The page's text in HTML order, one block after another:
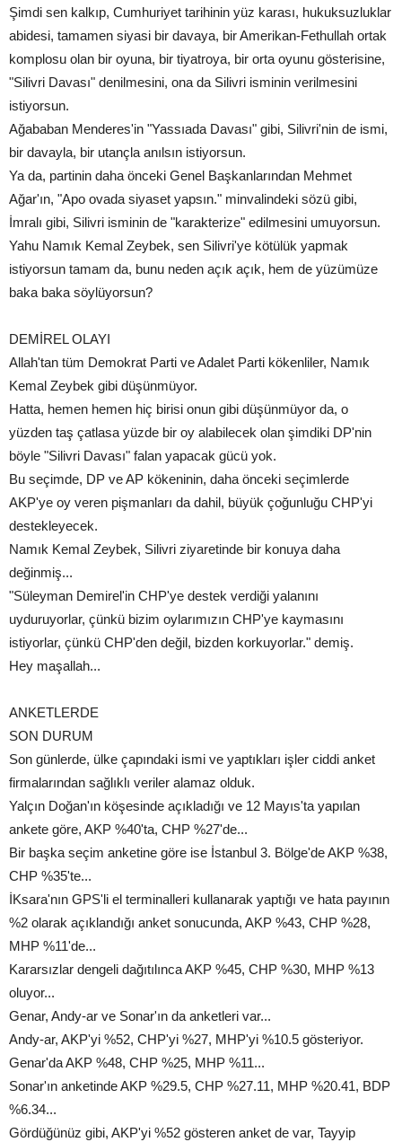
Şimdi sen kalkıp, Cumhuriyet tarihinin yüz karası, hukuksuzluklar
abidesi, tamamen siyasi bir davaya, bir Amerikan-Fethullah ortak
komplosu olan bir oyuna, bir tiyatroya, bir orta oyunu gösterisine,
"Silivri Davası" denilmesini, ona da Silivri isminin verilmesini
istiyorsun.
Ağababan Menderes'in "Yassıada Davası" gibi, Silivri'nin de ismi,
bir davayla, bir utançla anılsın istiyorsun.
Ya da, partinin daha önceki Genel Başkanlarından Mehmet
Ağar'ın, "Apo ovada siyaset yapsın." minvalindeki sözü gibi,
İmralı gibi, Silivri isminin de "karakterize" edilmesini umuyorsun.
Yahu Namık Kemal Zeybek, sen Silivri'ye kötülük yapmak
istiyorsun tamam da, bunu neden açık açık, hem de yüzümüze
baka baka söylüyorsun?
DEMİREL OLAYI
Allah'tan tüm Demokrat Parti ve Adalet Parti kökenliler, Namık
Kemal Zeybek gibi düşünmüyor.
Hatta, hemen hemen hiç birisi onun gibi düşünmüyor da, o
yüzden taş çatlasa yüzde bir oy alabilecek olan şimdiki DP'nin
böyle "Silivri Davası" falan yapacak gücü yok.
Bu seçimde, DP ve AP kökeninin, daha önceki seçimlerde
AKP'ye oy veren pişmanları da dahil, büyük çoğunluğu CHP'yi
destekleyecek.
Namık Kemal Zeybek, Silivri ziyaretinde bir konuya daha
değinmiş...
"Süleyman Demirel'in CHP'ye destek verdiği yalanını
uyduruyorlar, çünkü bizim oylarımızın CHP'ye kaymasını
istiyorlar, çünkü CHP'den değil, bizden korkuyorlar." demiş.
Hey maşallah...
ANKETLERDE
SON DURUM
Son günlerde, ülke çapındaki ismi ve yaptıkları işler ciddi anket
firmalarından sağlıklı veriler alamaz olduk.
Yalçın Doğan'ın köşesinde açıkladığı ve 12 Mayıs'ta yapılan
ankete göre, AKP %40'ta, CHP %27'de...
Bir başka seçim anketine göre ise İstanbul 3. Bölge'de AKP %38,
CHP %35'te...
İKsara'nın GPS'li el terminalleri kullanarak yaptığı ve hata payının
%2 olarak açıklandığı anket sonucunda, AKP %43, CHP %28,
MHP %11'de...
Kararsızlar dengeli dağıtılınca AKP %45, CHP %30, MHP %13
oluyor...
Genar, Andy-ar ve Sonar'ın da anketleri var...
Andy-ar, AKP'yi %52, CHP'yi %27, MHP'yi %10.5 gösteriyor.
Genar'da AKP %48, CHP %25, MHP %11...
Sonar'ın anketinde AKP %29.5, CHP %27.11, MHP %20.41, BDP
%6.34...
Gördüğünüz gibi, AKP'yi %52 gösteren anket de var, Tayyip